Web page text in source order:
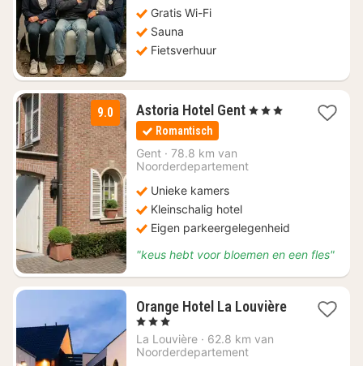
Gratis Wi-Fi
Sauna
Fietsverhuur
9.0 Astoria Hotel Gent1
98
, 3 Sterren
Romantisch
Gent · 78.8 km van
Noorderdepartement
Unieke kamers
Kleinschalig hotel
Eigen parkeergelegenheid
"keus hebt voor bloemen en een fles"
Orange Hotel La Louvière
1
nacht
vanaf
, 3 Sterren
La Louvière · 62.8 km van
Noorderdepartement